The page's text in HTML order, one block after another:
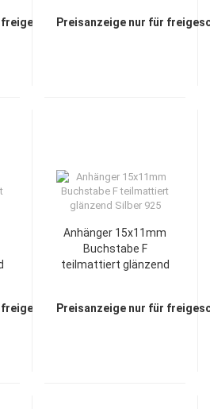
Kunden
Preisanzeige nur für
Kunden
Anhänger 15x11mm
Buchstabe F
teilmattiert glänzend
Preisanzeige nur für